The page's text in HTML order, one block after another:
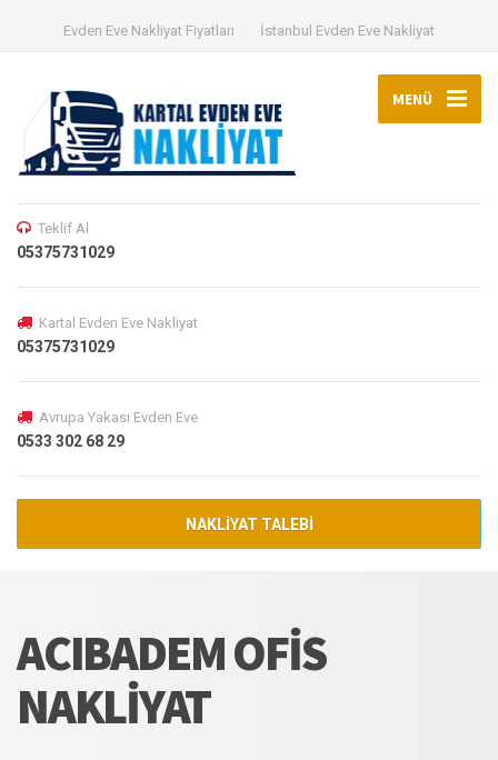
Evden Eve Nakliyat Fiyatları İstanbul Evden Eve Nakliyat
MENÜ
Teklif Al
05375731029
Kartal Evden Eve Nakliyat
05375731029
Avrupa Yakası Evden Eve
0533 302 68 29
NAKLİYAT TALEBİ
ACIBADEM OFIS
NAKLIYAT